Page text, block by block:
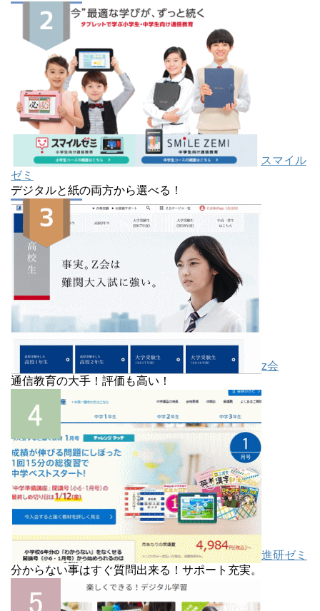
スマイル
ゼミ
デジタルと紙の両方から選べる！
z会
通信教育の大手！評価も高い！
進研ゼミ
分からない事はすぐ質問出来る！サポート充実。